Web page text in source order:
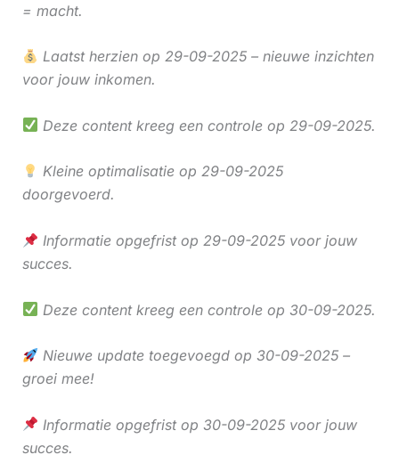
= macht.
Laatst herzien op 29-09-2025 – nieuwe inzichten
voor jouw inkomen.
Deze content kreeg een controle op 29-09-2025.
Kleine optimalisatie op 29-09-2025
doorgevoerd.
Informatie opgefrist op 29-09-2025 voor jouw
succes.
Deze content kreeg een controle op 30-09-2025.
Nieuwe update toegevoegd op 30-09-2025 –
groei mee!
Informatie opgefrist op 30-09-2025 voor jouw
succes.